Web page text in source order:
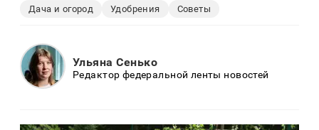
Дача и огород Удобрения Советы
Ульяна Сенько
Редактор федеральной ленты новостей